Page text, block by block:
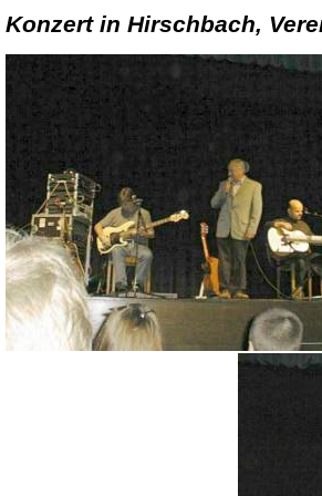
Konzert in Hirschbach,